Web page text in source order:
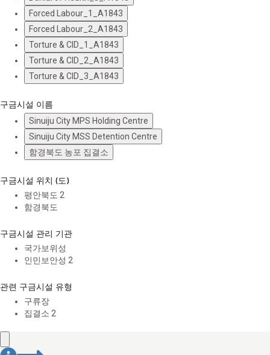
Forced Labour_1_A1843
Forced Labour_2_A1843
Torture & CID_1_A1843
Torture & CID_2_A1843
Torture & CID_3_A1843
구금시설 이름
Sinuiju City MPS Holding Centre
Sinuiju City MSS Detention Centre
함경북도 농포 집결소
구금시설 위치 (도)
평안북도 2
함경북도
구금시설 관리 기관
국가보위성
인민보안성 2
관련 구금시설 유형
구류장
집결소 2